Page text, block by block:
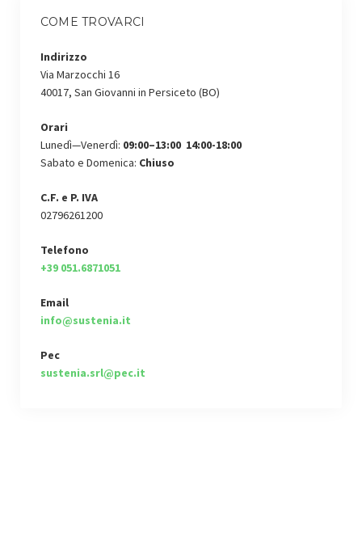
COME TROVARCI
Indirizzo
Via Marzocchi 16
40017, San Giovanni in Persiceto (BO)
Orari
Lunedì—Venerdì: 09:00–13:00 14:00-18:00
Sabato e Domenica: Chiuso
C.F. e P. IVA
02796261200
Telefono
+39 051.6871051
Email
info@sustenia.it
Pec
sustenia.srl@pec.it